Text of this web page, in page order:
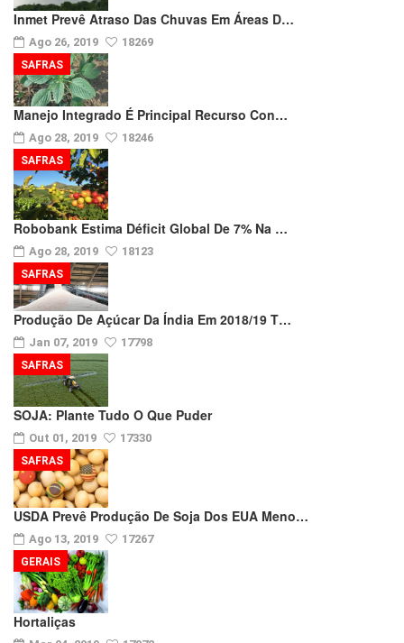
Inmet Prevê Atraso Das Chuvas Em Áreas D…
Ago 26, 2019 18269
Manejo Integrado É Principal Recurso Con…
Ago 28, 2019 18246
SAFRAS
Robobank Estima Déficit Global De 7% Na …
Ago 28, 2019 18123
SAFRAS
Produção De Açúcar Da Índia Em 2018/19 T…
Jan 07, 2019 17798
SAFRAS
SOJA: Plante Tudo O Que Puder
Out 01, 2019 17330
SAFRAS
USDA Prevê Produção De Soja Dos EUA Meno…
Ago 13, 2019 17267
SAFRAS
Hortaliças
GERAIS